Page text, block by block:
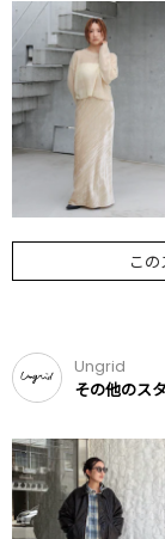
こ
Ungrid
その他のス